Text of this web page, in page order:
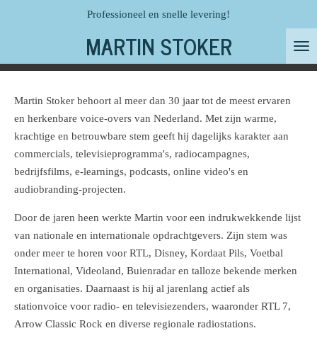
de
MARTIN STOKER
Professioneel en snelle levering!
Martin Stoker behoort al meer dan 30 jaar tot de meest ervaren
en herkenbare voice-overs van Nederland. Met zijn warme,
krachtige en betrouwbare stem geeft hij dagelijks karakter aan
commercials, televisieprogramma's, radiocampagnes,
bedrijfsfilms, e-learnings, podcasts, online video's en
audiobranding-projecten.
Door de jaren heen werkte Martin voor een indrukwekkende lijst
van nationale en internationale opdrachtgevers. Zijn stem was
onder meer te horen voor RTL, Disney, Kordaat Pils, Voetbal
International, Videoland, Buienradar en talloze bekende merken
en organisaties. Daarnaast is hij al jarenlang actief als
stationvoice voor radio- en televisiezenders, waaronder RTL 7,
Arrow Classic Rock en diverse regionale radiostations.